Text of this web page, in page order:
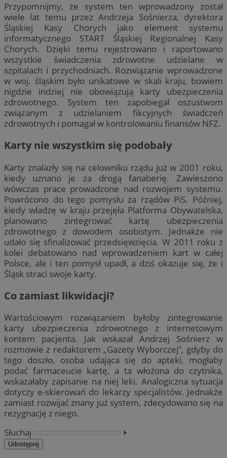
Przypomnijmy, że system ten wprowadzony został
wiele lat temu przez Andrzeja Sośnierza, dyrektora
Śląskiej Kasy Chorych jako element systemu
informatycznego START Śląskiej Regionalnej Kasy
Chorych. Dzięki temu rejestrowano i raportowano
wszystkie świadczenia zdrowotne udzielane w
szpitalach i przychodniach. Rozwiązanie wprowadzone
w woj. śląskim było unikatowe w skali kraju, bowiem
nigdzie indziej nie obowiązują karty ubezpieczenia
zdrowotnego. System ten zapobiegał oszustwom
związanym z udzielaniem fikcyjnych świadczeń
zdrowotnych i pomagał w kontrolowaniu finansów NFZ.
Karty nie wszystkim się podobały
Karty znalazły się na celowniku rządu już w 2001 roku,
kiedy uznano je za drogą fanaberię. Zawieszono
wówczas prace prowadzone nad rozwojem systemu.
Powrócono do tego pomysłu za rządów PiS. Później,
kiedy władzę w kraju przejęła Platforma Obywatelska,
planowano zintegrować kartę ubezpieczenia
zdrowotnego z dowodem osobistym. Jednakże nie
udało się sfinalizować przedsięwzięcia. W 2011 roku z
kolei debatowano nad wprowadzeniem kart w całej
Polsce, ale i ten pomysł upadł, a dziś okazuje się, że i
Śląsk straci swoje karty.
Co zamiast likwidacji?
Wartościowym rozwiązaniem byłoby zintegrowanie
karty ubezpieczenia zdrowotnego z internetowym
kontem pacjenta. Jak wskazał Andrzej Sośnierz w
rozmowie z redaktorem „Gazety Wyborczej”, gdyby do
tego doszło, osoba udająca się do apteki, mogłaby
podać farmaceucie kartę, a ta włożona do czytnika,
wskazałaby zapisanie na niej leki. Analogiczna sytuacja
dotyczy e-skierowań do lekarzy specjalistów. Jednakże
zamiast rozwijać znany już system, zdecydowano się na
rezygnację z niego.
Słuchaj
⏵︎
Udostępnij